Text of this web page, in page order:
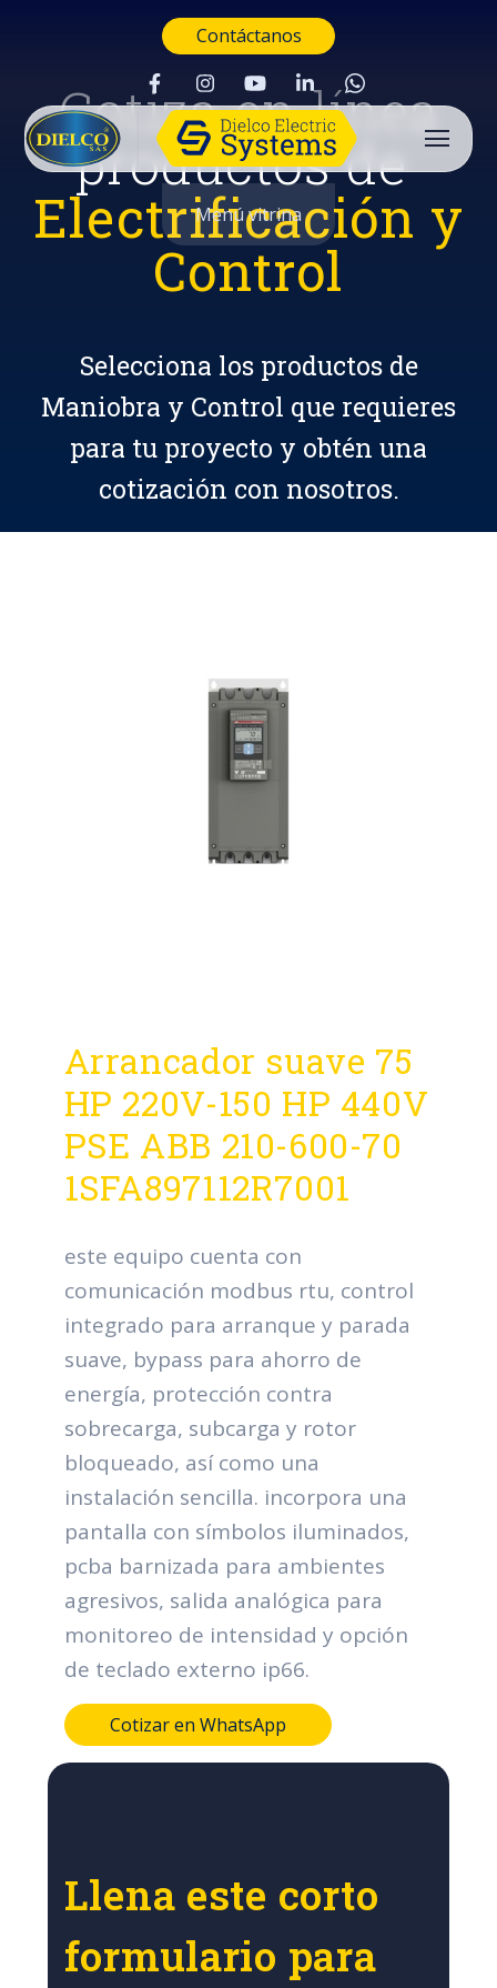
Contáctanos
Menú vitrina
Cotiza en línea
productos de
Electrificación y
Control
Selecciona los productos de
Maniobra y Control que requieres
para tu proyecto y obtén una
cotización con nosotros.
Arrancador suave 75
HP 220V-150 HP 440V
PSE ABB 210-600-70
1SFA897112R7001
este equipo cuenta con
comunicación modbus rtu, control
integrado para arranque y parada
suave, bypass para ahorro de
energía, protección contra
sobrecarga, subcarga y rotor
bloqueado, así como una
instalación sencilla. incorpora una
pantalla con símbolos iluminados,
pcba barnizada para ambientes
agresivos, salida analógica para
monitoreo de intensidad y opción
de teclado externo ip66.
Cotizar en WhatsApp
Llena este corto
formulario para